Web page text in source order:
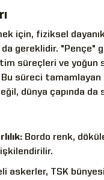
için, fiziksel
gereklidir. "Pençe"
süreçleri ve yoğun
süreci tamamlayan
dünya çapında da
Bordo renk,
askerler, TSK